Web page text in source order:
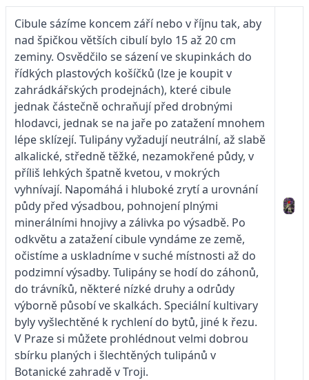
Cibule sázíme koncem září nebo v říjnu tak, aby
nad špičkou větších cibulí bylo 15 až 20 cm
zeminy. Osvědčilo se sázení ve skupinkách do
řídkých plastových košíčků (lze je koupit v
zahrádkářských prodejnách), které cibule
jednak částečně ochraňují před drobnými
hlodavci, jednak se na jaře po zatažení mnohem
lépe sklízejí. Tulipány vyžadují neutrální, až slabě
alkalické, středně těžké, nezamokřené půdy, v
příliš lehkých špatně kvetou, v mokrých
vyhnívají. Napomáhá i hluboké zrytí a urovnání
půdy před výsadbou, pohnojení plnými
minerálními hnojivy a zálivka po výsadbě. Po
odkvětu a zatažení cibule vyndáme ze země,
očistíme a uskladníme v suché místnosti až do
podzimní výsadby. Tulipány se hodí do záhonů,
do trávníků, některé nízké druhy a odrůdy
výborně působí ve skalkách. Speciální kultivary
byly vyšlechtěné k rychlení do bytů, jiné k řezu.
V Praze si můžete prohlédnout velmi dobrou
sbírku planých i šlechtěných tulipánů v
Botanické zahradě v Troji.